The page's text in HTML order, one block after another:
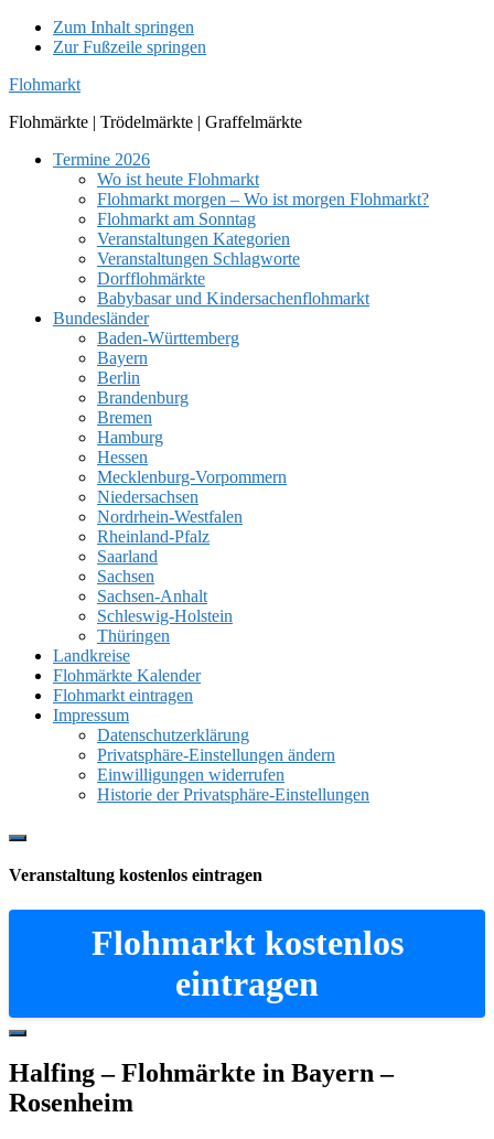
Zum Inhalt springen
Zur Fußzeile springen
Flohmarkt
Flohmärkte | Trödelmärkte | Graffelmärkte
Termine 2026
Wo ist heute Flohmarkt
Flohmarkt morgen – Wo ist morgen Flohmarkt?
Flohmarkt am Sonntag
Veranstaltungen Kategorien
Veranstaltungen Schlagworte
Dorfflohmärkte
Babybasar und Kindersachenflohmarkt
Bundesländer
Baden-Württemberg
Bayern
Berlin
Brandenburg
Bremen
Hamburg
Hessen
Mecklenburg-Vorpommern
Niedersachsen
Nordrhein-Westfalen
Rheinland-Pfalz
Saarland
Sachsen
Sachsen-Anhalt
Schleswig-Holstein
Thüringen
Landkreise
Flohmärkte Kalender
Flohmarkt eintragen
Impressum
Datenschutzerklärung
Privatsphäre-Einstellungen ändern
Einwilligungen widerrufen
Historie der Privatsphäre-Einstellungen
Show
Content
Veranstaltung kostenlos eintragen
Flohmarkt kostenlos
eintragen
Hide
Content
Halfing – Flohmärkte in Bayern –
Rosenheim